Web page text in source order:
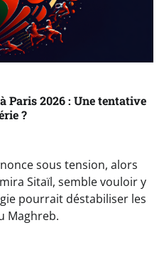
Paris 2026 : Une tentative
?
sous tension, alors
Sitaïl, semble vouloir y
pourrait déstabiliser les
Maghreb.